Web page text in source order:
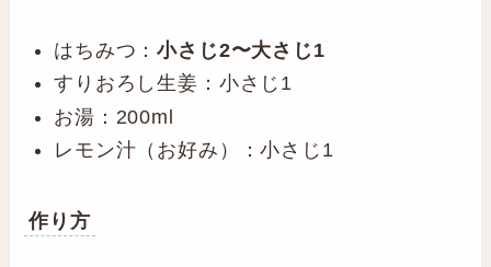
はちみつ：小さじ2〜大さじ1
すりおろし生姜：小さじ1
お湯：200ml
レモン汁（お好み）：小さじ1
作り方